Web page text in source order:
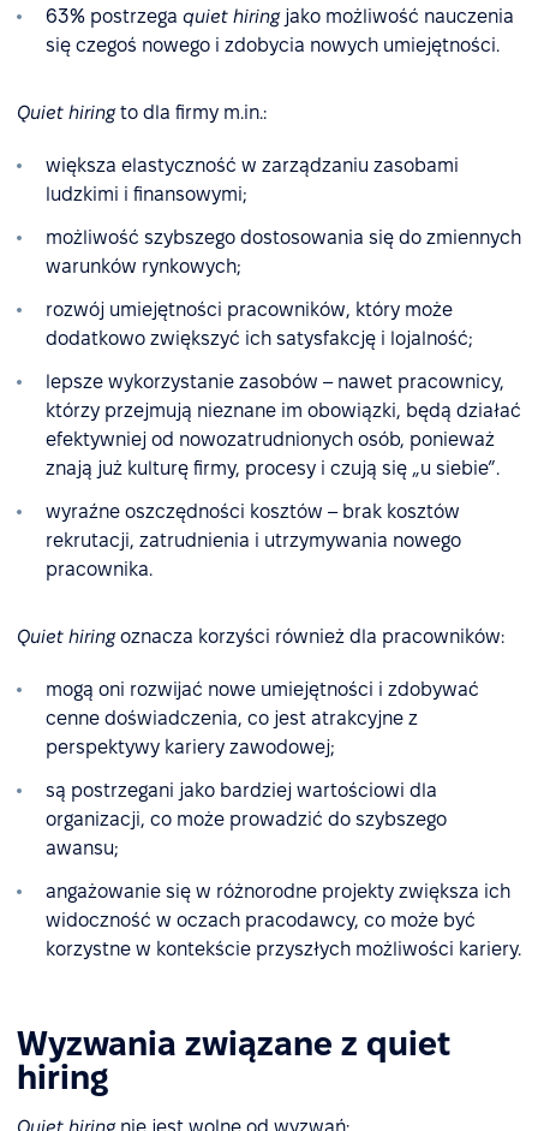
63% postrzega quiet hiringjako możliwość nauczenia
się czegoś nowego i zdobycia nowych umiejętności.
Quiet hiringto dla firmy m.in.:
większa elastyczność w zarządzaniu zasobami
ludzkimi i finansowymi;
możliwość szybszego dostosowania się do zmiennych
warunków rynkowych;
rozwój umiejętności pracowników, który może
dodatkowo zwiększyć ich satysfakcję i lojalność;
lepsze wykorzystanie zasobów – nawet pracownicy,
którzy przejmują nieznane im obowiązki, będą działać
efektywniej od nowozatrudnionych osób, ponieważ
znają już kulturę firmy, procesy i czują się „u siebie”.
wyraźne oszczędności kosztów – brak kosztów
rekrutacji, zatrudnienia i utrzymywania nowego
pracownika.
Quiet hiringoznacza korzyści również dla pracowników:
mogą oni rozwijać nowe umiejętności i zdobywać
cenne doświadczenia, co jest atrakcyjne z
perspektywy kariery zawodowej;
są postrzegani jako bardziej wartościowi dla
organizacji, co może prowadzić do szybszego
awansu;
angażowanie się w różnorodne projekty zwiększa ich
widoczność w oczach pracodawcy, co może być
korzystne w kontekście przyszłych możliwości kariery.
Wyzwania związane z quiet
hiring
Quiet hiringnie jest wolne od wyzwań: